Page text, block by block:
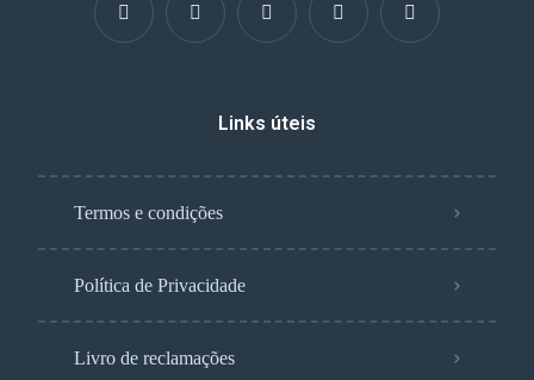
Links úteis
Termos e condições
Política de Privacidade
Livro de reclamações